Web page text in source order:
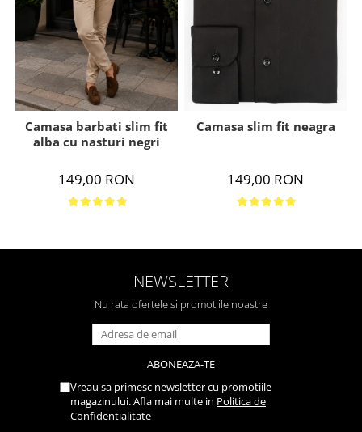
Camasa barbati slim fit
alba cu nasturi negri
149,00 RON
Camasa slim fit neagra
149,00 RON
NEWSLETTER
Nu rata ofertele si promotiile noastre
Vreau sa primesc newsletter cu promotiile
magazinului. Afla mai multe in Politica de
Confidentialitate